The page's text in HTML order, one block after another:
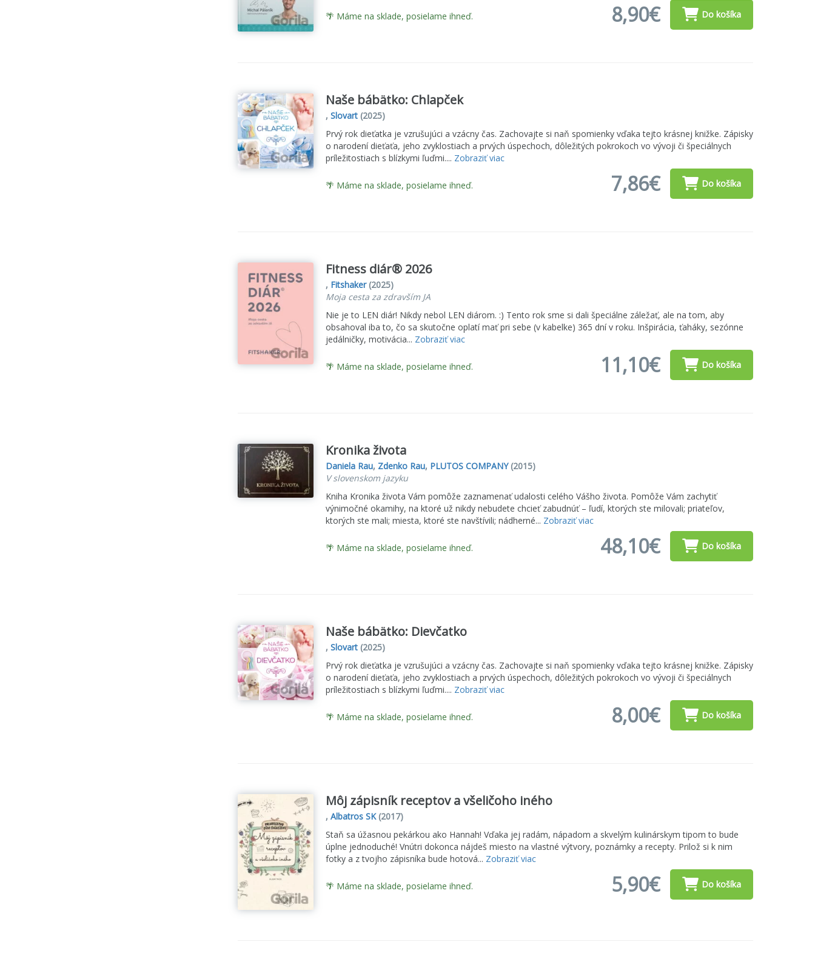
🌴 Máme na sklade, posielame ihneď. 8,90€ Do košíka
Naše bábätko: Chlapček
, Slovart(2025)
Prvý rok dieťatka je vzrušujúci a vzácny čas. Zachovajte si naň spomienky vďaka tejto krásnej knižke. Zápisky
o narodení dieťaťa, jeho zvyklostiach a prvých úspechoch, dôležitých pokrokoch vo vývoji či špeciálnych
príležitostiach s blízkymi ľuďmi.... Zobraziť viac
🌴 Máme na sklade, posielame ihneď. 7,86€ Do košíka
Fitness diár® 2026
, Fitshaker(2025)
Moja cesta za zdravším JA
Nie je to LEN diár! Nikdy nebol LEN diárom. :) Tento rok sme si dali špeciálne záležať, ale na tom, aby
obsahoval iba to, čo sa skutočne oplatí mať pri sebe (v kabelke) 365 dní v roku. Inšpirácia, ťaháky, sezónne
jedálničky, motivácia... Zobraziť viac
🌴 Máme na sklade, posielame ihneď. 11,10€ Do košíka
Kronika života
Daniela Rau, Zdenko Rau, PLUTOS COMPANY(2015)
V slovenskom jazyku
Kniha Kronika života Vám pomôže zaznamenať udalosti celého Vášho života. Pomôže Vám zachytiť
výnimočné okamihy, na ktoré už nikdy nebudete chcieť zabudnúť – ľudí, ktorých ste milovali; priateľov,
ktorých ste mali; miesta, ktoré ste navštívili; nádherné... Zobraziť viac
🌴 Máme na sklade, posielame ihneď. 48,10€ Do košíka
Naše bábätko: Dievčatko
, Slovart(2025)
Prvý rok dieťatka je vzrušujúci a vzácny čas. Zachovajte si naň spomienky vďaka tejto krásnej knižke. Zápisky
o narodení dieťaťa, jeho zvyklostiach a prvých úspechoch, dôležitých pokrokoch vo vývoji či špeciálnych
príležitostiach s blízkymi ľuďmi.... Zobraziť viac
🌴 Máme na sklade, posielame ihneď. 8,00€ Do košíka
Môj zápisník receptov a všeličoho iného
, Albatros SK(2017)
Staň sa úžasnou pekárkou ako Hannah! Vďaka jej radám, nápadom a skvelým kulinárskym tipom to bude
úplne jednoduché! Vnútri dokonca nájdeš miesto na vlastné výtvory, poznámky a recepty. Prilož si k nim
fotky a z tvojho zápisníka bude hotová... Zobraziť viac
🌴 Máme na sklade, posielame ihneď. 5,90€ Do košíka